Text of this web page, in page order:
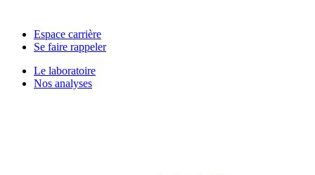
Espace carrière
Se faire rappeler
Le laboratoire
Nos analyses